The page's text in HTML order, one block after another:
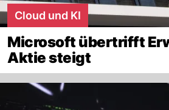
Cloud und KI
Microsoft übertrifft
Aktie steigt